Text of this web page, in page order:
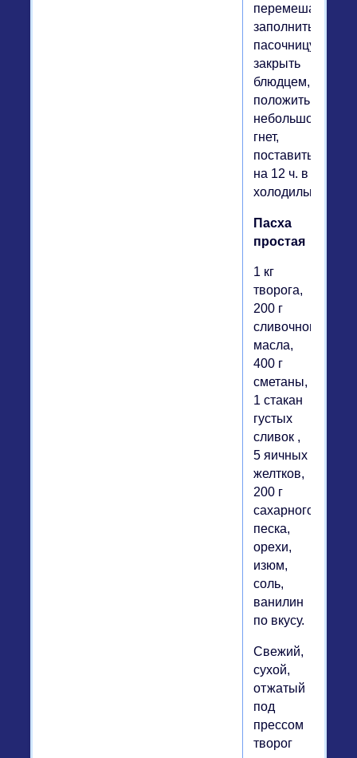
перемешать,
заполнить
пасочницу,
закрыть
блюдцем,
положить
небольшой
гнет,
поставить
на 12 ч. в
холодильник.
Пасха
простая
1 кг
творога,
200 г
сливочного
масла,
400 г
сметаны,
1 стакан
густых
сливок ,
5 яичных
желтков,
200 г
сахарного
песка,
орехи,
изюм,
соль,
ванилин
по вкусу.
Свежий,
сухой,
отжатый
под
прессом
творог